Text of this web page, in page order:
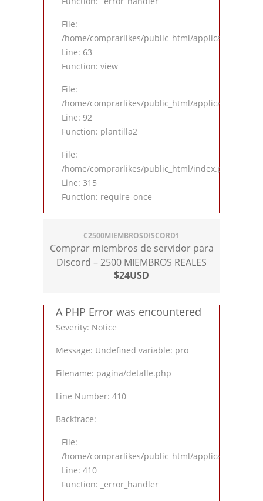
File:
/home/comprarlikes/public_html/application/
Line: 63
Function: view
File:
/home/comprarlikes/public_html/application/
Line: 92
Function: plantilla2
File:
/home/comprarlikes/public_html/index.php
Line: 315
Function: require_once
C2500MIEMBROSDISCORD1
Comprar miembros de servidor para
Discord – 2500 MIEMBROS REALES
$24USD
A PHP Error was encountered
Severity: Notice
Message: Undefined variable: pro
Filename: pagina/detalle.php
Line Number: 410
Backtrace:
File:
/home/comprarlikes/public_html/application/
Line: 410
Function: _error_handler